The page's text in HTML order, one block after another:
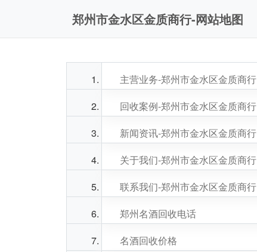
郑州市金水区金质商行-网站地图
主营业务-郑州市金水区金质商行
回收案例-郑州市金水区金质商行
新闻资讯-郑州市金水区金质商行
关于我们-郑州市金水区金质商行
联系我们-郑州市金水区金质商行
郑州名酒回收电话
名酒回收价格